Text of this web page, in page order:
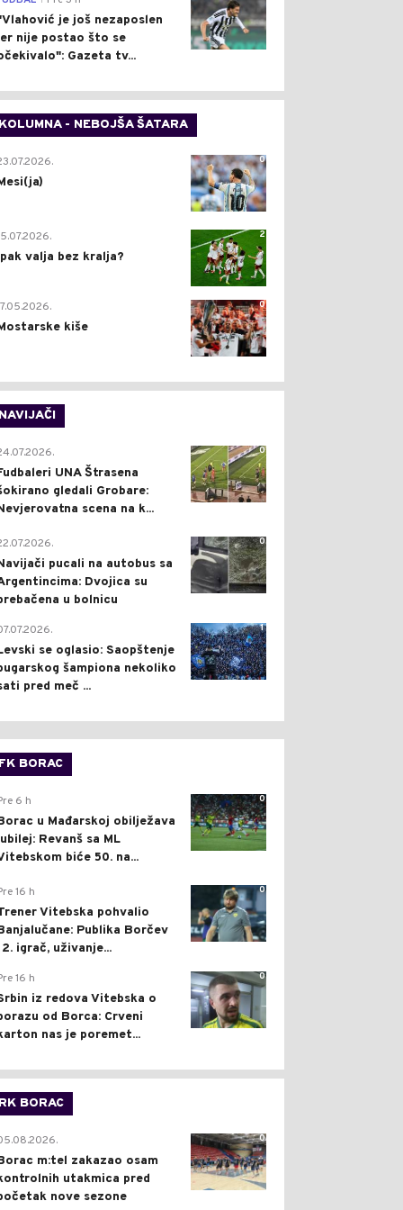
je još nezaposlen
nije postao što se
Gazeta tv...
KOLUMNA - NEBOJŠA ŠATARA
0
2
valja bez kralja?
0
kiše
NAVIJAČI
0
UNA Štrasena
gledali Grobare:
scena na k...
0
pucali na autobus sa
Dvojica su
u bolnicu
1
se oglasio: Saopštenje
šampiona nekoliko
pred meč ...
FK BORAC
0
6 h
u Mađarskoj obilježava
Revanš sa ML
biće 50. na...
0
16 h
Vitebska pohvalio
Publika Borčev
igrač, uživanje...
0
16 h
iz redova Vitebska o
od Borca: Crveni
nas je poremet...
RK BORAC
0
m:tel zakazao osam
utakmica pred
nove sezone